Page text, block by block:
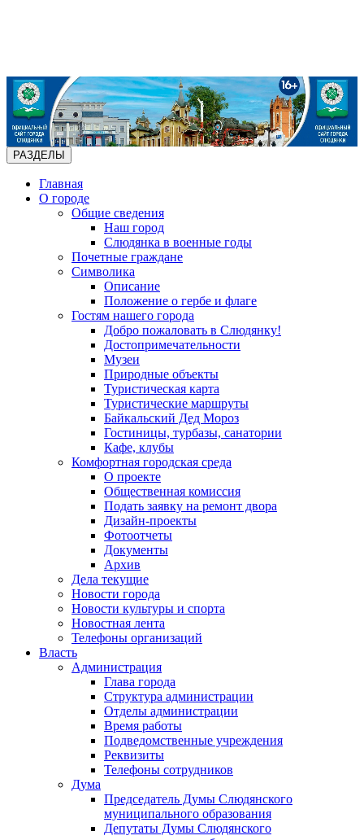
РАЗДЕЛЫ
Главная
О городе
Общие сведения
Наш город
Слюдянка в военные годы
Почетные граждане
Символика
Описание
Положение о гербе и флаге
Гостям нашего города
Добро пожаловать в Слюдянку!
Достопримечательности
Музеи
Природные объекты
Туристическая карта
Туристические маршруты
Байкальский Дед Мороз
Гостиницы, турбазы, санатории
Кафе, клубы
Комфортная городская среда
О проекте
Общественная комиссия
Подать заявку на ремонт двора
Дизайн-проекты
Фотоотчеты
Документы
Архив
Дела текущие
Новости города
Новости культуры и спорта
Новостная лента
Телефоны организаций
Власть
Администрация
Глава города
Структура администрации
Отделы администрации
Время работы
Подведомственные учреждения
Реквизиты
Телефоны сотрудников
Дума
Председатель Думы Слюдянского
муниципального образования
Депутаты Думы Слюдянского